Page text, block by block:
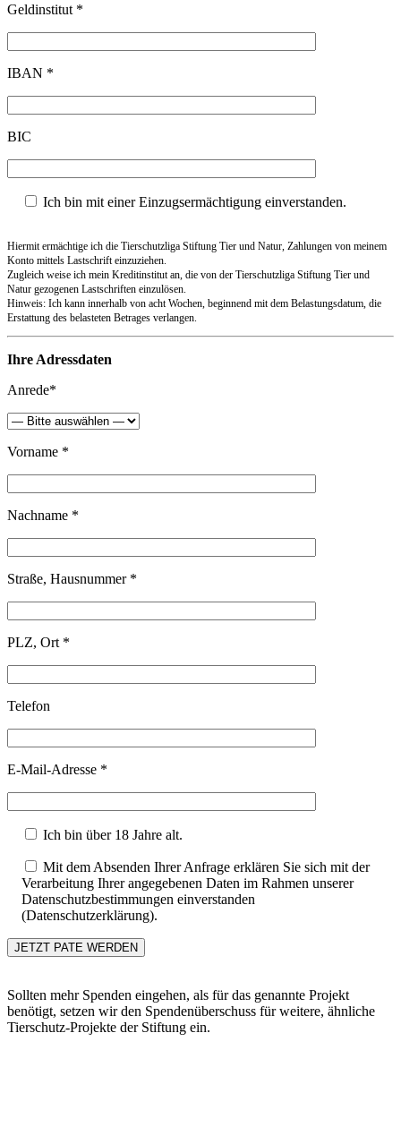
Geldinstitut *
IBAN *
BIC
Ich bin mit einer Einzugsermächtigung einverstanden.
Hiermit ermächtige ich die Tierschutzliga Stiftung Tier und Natur, Zahlungen von meinem
Konto mittels Lastschrift einzuziehen.
Zugleich weise ich mein Kreditinstitut an, die von der Tierschutzliga Stiftung Tier und
Natur gezogenen Lastschriften einzulösen.
Hinweis: Ich kann innerhalb von acht Wochen, beginnend mit dem Belastungsdatum, die
Erstattung des belasteten Betrages verlangen.
Ihre Adressdaten
Anrede*
Vorname *
Nachname *
Straße, Hausnummer *
PLZ, Ort *
Telefon
E-Mail-Adresse *
Ich bin über 18 Jahre alt.
Mit dem Absenden Ihrer Anfrage erklären Sie sich mit der
Verarbeitung Ihrer angegebenen Daten im Rahmen unserer
Datenschutzbestimmungen einverstanden
(Datenschutzerklärung).
Sollten mehr Spenden eingehen, als für das genannte Projekt
benötigt, setzen wir den Spendenüberschuss für weitere, ähnliche
Tierschutz-Projekte der Stiftung ein.